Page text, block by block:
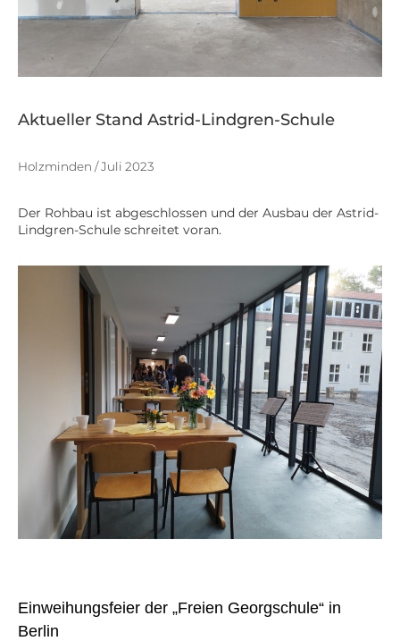
Aktueller Stand Astrid-Lindgren-Schule
Holzminden / Juli 2023
Der Rohbau ist abgeschlossen und der Ausbau der Astrid-
Lindgren-Schule schreitet voran.
Einweihungsfeier der „Freien Georgschule“ in
Berlin